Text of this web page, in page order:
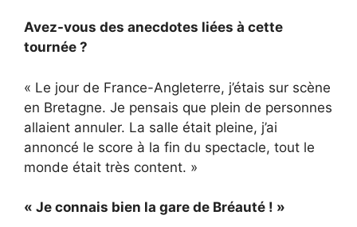
Avez-vous des anecdotes liées à cette
tournée ?
« Le jour de France-Angleterre, j’étais sur scène
en Bretagne. Je pensais que plein de personnes
allaient annuler. La salle était pleine, j’ai
annoncé le score à la fin du spectacle, tout le
monde était très content. »
« Je connais bien la gare de Bréauté ! »